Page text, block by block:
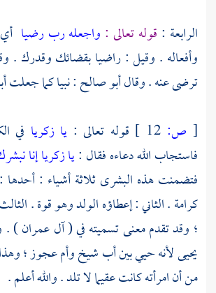
الرابعة : قوله تعالى : واجعله رب رضيا
وأفعاله . وقيل : راضيا بقضائك وقدرك .
ترضى عنه . وقالأبو صالح: نبيا كما جعلت
[ ص: قوله تعالى : يا زكريا في
فاستجاب الله دعاءه فقال :يا زكريا إنا
فتضمنت هذه البشرى ثلاثة أشياء : أحدها
كرامة . الثاني : إعطاؤه الولد وهو قوة .
؛ وقد تقدم معنى تسميته في ( آل عمران )
يحيىلأنه حيي بين أب شيخ وأم عجوز ؛ وهذا
من أن امرأته كانت عقيما لا تلد . والله أعلم .